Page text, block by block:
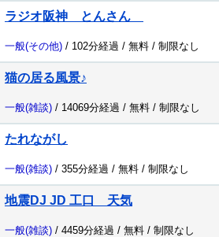
ラジオ阪神 とんさん
一般(その他) / 102分経過 / 無料 / 制限なし
猫の居る風景♪
一般(雑談) / 14069分経過 / 無料 / 制限なし
たれながし
一般(雑談) / 355分経過 / 無料 / 制限なし
地震DJ JD 工口 天気
一般(雑談) / 4459分経過 / 無料 / 制限なし